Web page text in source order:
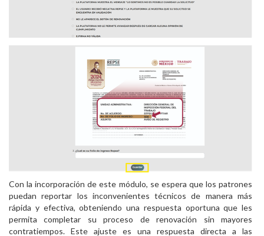
Con la incorporación de este módulo, se espera que los patrones
puedan reportar los inconvenientes técnicos de manera más
rápida y efectiva, obteniendo una respuesta oportuna que les
permita completar su proceso de renovación sin mayores
contratiempos. Este ajuste es una respuesta directa a las